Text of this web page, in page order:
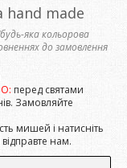
hand made
яка кольорова
до замовлення
перед святами
Замовляйте
мишей і натисніть
нам.